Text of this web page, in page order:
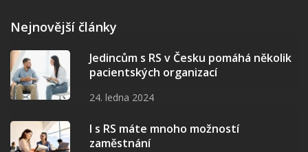
Nejnovější články
Jedincům s RS v Česku pomáhá několik
pacientských organizací
24. ledna 2024
I s RS máte mnoho možností
zaměstnání